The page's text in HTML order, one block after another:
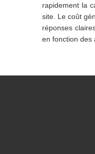
rapidement la
site. Le coût
réponses
en fonction des